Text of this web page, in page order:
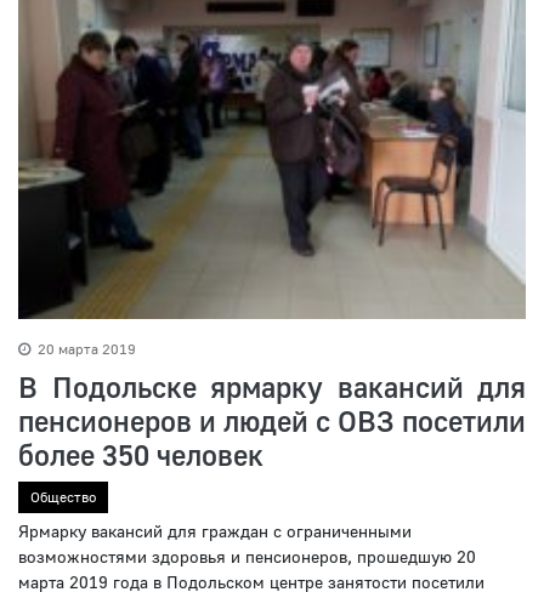
20 марта 2019
В Подольске ярмарку вакансий для
пенсионеров и людей с ОВЗ посетили
более 350 человек
Общество
Ярмарку вакансий для граждан с ограниченными
возможностями здоровья и пенсионеров, прошедшую 20
марта 2019 года в Подольском центре занятости посетили